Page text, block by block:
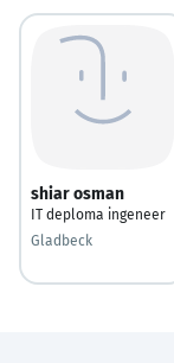
shiar osman
IT deploma ingeneer
Gladbeck